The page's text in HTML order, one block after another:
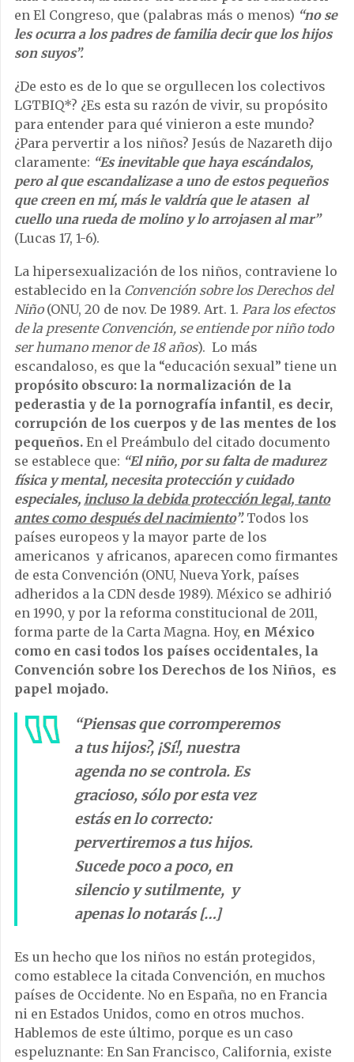
en El Congreso, que (palabras más o menos) “no se
les ocurra a los padres de familia decir que los hijos
son suyos”.
¿De esto es de lo que se orgullecen los colectivos
LGTBIQ*? ¿Es esta su razón de vivir, su propósito
para entender para qué vinieron a este mundo?
¿Para pervertir a los niños? Jesús de Nazareth dijo
claramente: “Es inevitable que haya escándalos,
pero al que escandalizase a uno de estos pequeños
que creen en mí, más le valdría que le atasen al
cuello una rueda de molino y lo arrojasen al mar”
(Lucas 17, 1-6).
La hipersexualización de los niños, contraviene lo
establecido en la Convención sobre los Derechos del
Niño(ONU, 20 de nov. De 1989. Art. 1. Para los efectos
de la presente Convención, se entiende por niño todo
ser humano menor de 18 años). Lo más
escandaloso, es que la “educación sexual” tiene un
propósito obscuro: la normalización de la
pederastia y de la pornografía infantil, es decir,
corrupción de los cuerpos y de las mentes de los
pequeños. En el Preámbulo del citado documento
se establece que: “El niño, por su falta de madurez
física y mental, necesita protección y cuidado
especiales, incluso la debida protección legal, tanto
antes como después del nacimiento”. Todos los
países europeos y la mayor parte de los
americanos y africanos, aparecen como firmantes
de esta Convención (ONU, Nueva York, países
adheridos a la CDN desde 1989). México se adhirió
en 1990, y por la reforma constitucional de 2011,
forma parte de la Carta Magna. Hoy, en México
como en casi todos los países occidentales, la
Convención sobre los Derechos de los Niños, es
papel mojado.
“Piensas que corromperemos
a tus hijos?, ¡Sí!, nuestra
agenda no se controla. Es
gracioso, sólo por esta vez
estás en lo correcto:
pervertiremos a tus hijos.
Sucede poco a poco, en
silencio y sutilmente, y
apenas lo notarás […]
Es un hecho que los niños no están protegidos,
como establece la citada Convención, en muchos
países de Occidente. No en España, no en Francia
ni en Estados Unidos, como en otros muchos.
Hablemos de este último, porque es un caso
espeluznante: En San Francisco, California, existe